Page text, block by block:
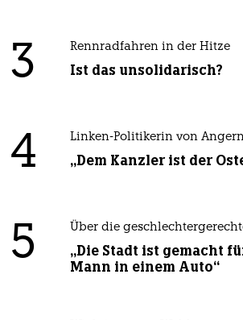
3 Rennradfahren in der Hitze
Ist das unsolidarisch?
4 Linken-Politikerin von
„Dem Kanzler ist der
5 Über die
„Die Stadt ist gemacht
Mann in einem Auto“